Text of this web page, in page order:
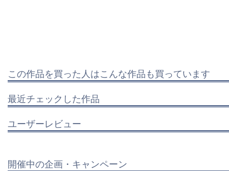
この作品を買った人はこんな作品も買っています
最近チェックした作品
ユーザーレビュー
開催中の企画・キャンペーン